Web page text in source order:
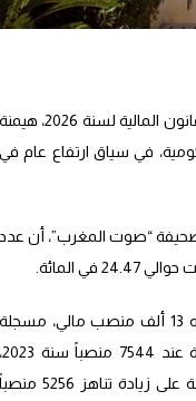
سجلت معطيات واردة في تقرير صادر عن جمعية “سمسم – مشاركة مواطنة” حول مشروع قانون المالية لسنة 2026، هيمنة
في سياق ارتفاع عام في
والذي اطلعت عليه صحيفة “صوت المغرب”، أن عدد
وتصدرت وزارة الداخلية قائمة المستفيدين من المناصب المالية برسم سنة 2026 بما مجموعه 13 ألف منصب مالي، مسجلة
بذلك ارتفاعاً مقارنة بالسنوات الثلاث السابقة التي استقرت فيها المناصب المخصصة للوزارة عند 7544 منصباً سنة 2023،
و7944 منصباً سنة 2024، و7744 منصباً سنة 2025، ما يشير إلى أن الوزارة حصلت هذه السنة على زيادة تناهز 5256 منصباً